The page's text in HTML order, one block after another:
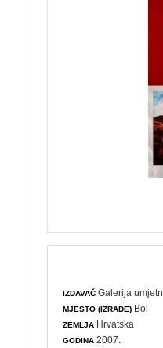
IZDAVAČ Galerija
MJESTO (IZRADE) Bol
ZEMLJA Hrvatska
GODINA 2007.